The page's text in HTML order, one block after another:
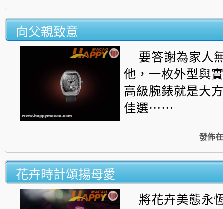
向父親致意
要答謝為家人
他， 一枚外型與
高級腕錶就是大
佳選⋯⋯
發佈在
花卉時計頌揚母愛
將花卉美態永